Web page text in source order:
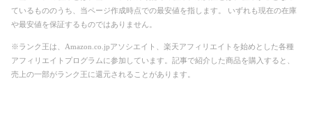
ているもののうち、当ページ作成時点での最安値を指します。 いずれも現在の在庫
や最安値を保証するものではありません。
※ランク王は、Amazon.co.jpアソシエイト、楽天アフィリエイトを始めとした各種
アフィリエイトプログラムに参加しています。記事で紹介した商品を購入すると、
売上の一部がランク王に還元されることがあります。